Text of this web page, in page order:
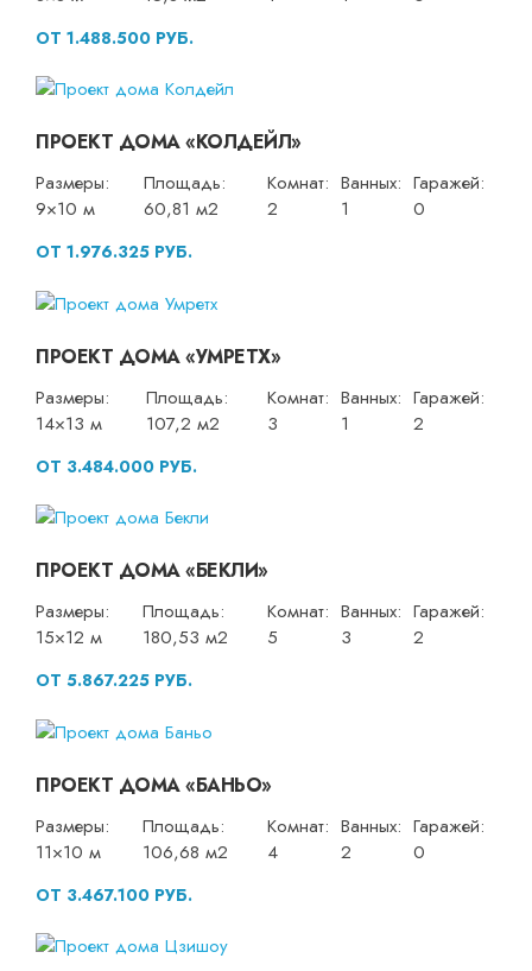
ОТ 1.488.500 РУБ.
ПРОЕКТ ДОМА «КОЛДЕЙЛ»
Размеры:
9×10 м
Площадь:
60,81 м2
Комнат:
2
Ванных:
1
Гаражей:
0
ОТ 1.976.325 РУБ.
ПРОЕКТ ДОМА «УМРЕТХ»
Размеры:
14×13 м
Площадь:
107,2 м2
Комнат:
3
Ванных:
1
Гаражей:
2
ОТ 3.484.000 РУБ.
ПРОЕКТ ДОМА «БЕКЛИ»
Размеры:
15×12 м
Площадь:
180,53 м2
Комнат:
5
Ванных:
3
Гаражей:
2
ОТ 5.867.225 РУБ.
ПРОЕКТ ДОМА «БАНЬО»
Размеры:
11×10 м
Площадь:
106,68 м2
Комнат:
4
Ванных:
2
Гаражей:
0
ОТ 3.467.100 РУБ.